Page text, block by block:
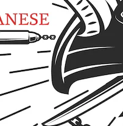
Copyright © 2010- 2026Freepik